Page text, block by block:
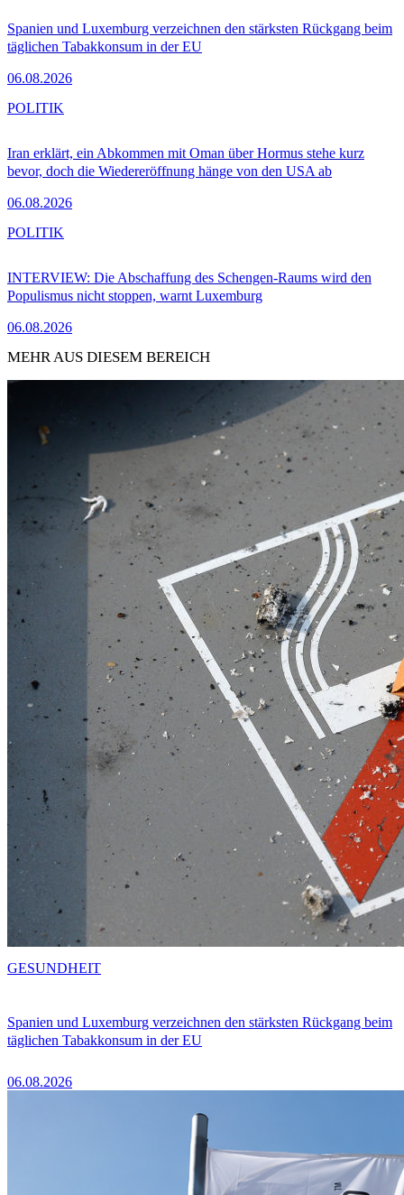
Spanien und Luxemburg verzeichnen den stärksten Rückgang beim
täglichen Tabakkonsum in der EU
06.08.2026
Iran erklärt, ein Abkommen mit Oman über Hormus stehe kurz
bevor, doch die Wiedereröffnung hänge von den USA ab
06.08.2026
POLITIK
INTERVIEW: Die Abschaffung des Schengen-Raums wird den
Populismus nicht stoppen, warnt Luxemburg
06.08.2026
POLITIK
MEHR AUS DIESEM BEREICH
Spanien und Luxemburg verzeichnen den stärksten Rückgang beim
täglichen Tabakkonsum in der EU
06.08.2026
GESUNDHEIT